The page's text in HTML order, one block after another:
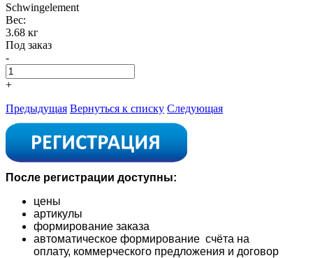
Schwingelement
Вес:
3.68 кг
Под заказ
-
+
Предыдущая Вернуться к списку Следующая
После регистрации доступны:
цены
артикулы
формирование заказа
автоматическое формирование счёта на
оплату, коммерческого предложения и договор